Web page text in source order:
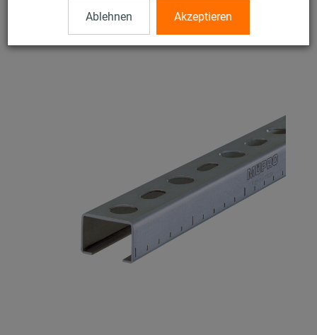
Ablehnen Akzeptieren
V2A MPC-Systemschiene 27/18, Länge: 6.000 mm